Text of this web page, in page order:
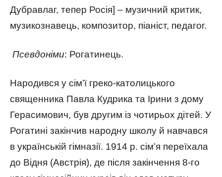
Дубравлаг, тепер Росія] – музичний критик,
музикознавець, композитор, піаніст, педагог.
Псевдоніми: Рогатинець.
Народився у сім’ї греко-католицького
священника Павла Кудрика та Ірини з дому
Герасимович, був другим із чотирьох дітей. У
Рогатині закінчив народну школу й навчався
в українській гімназії. 1914 р. сім’я переїхала
до Відня (Австрія), де після закінчення 8-го